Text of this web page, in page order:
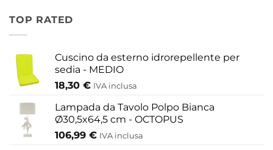
433,30 €
TOP RATED
Cuscino da esterno idrorepellente per
sedia - MEDIO
18,30 € IVA inclusa
Lampada da Tavolo Polpo Bianca
Ø30,5x64,5 cm - OCTOPUS
106,99 € IVA inclusa